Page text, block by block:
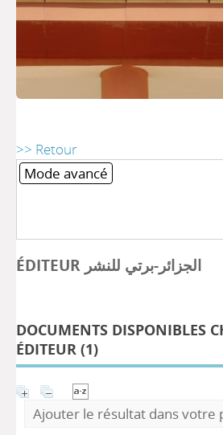
>> Retour
Mode avancé
ÉDITEUR الجزائر-برتي للنشر
DOCUMENTS DISPONIBLES
ÉDITEUR (1)
Ajouter le résultat dans votre